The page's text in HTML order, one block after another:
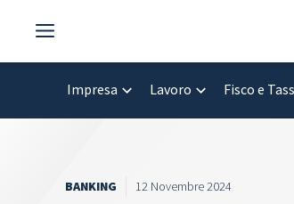
contenuto
Impresa Lavoro Fisco e
BANKING 12 Novembre 2024